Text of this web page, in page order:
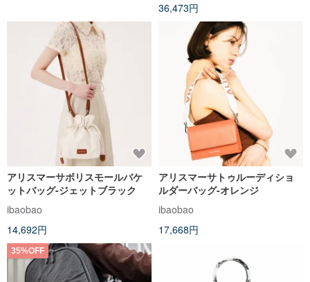
36,473円
アリスマーサボリスモールバケ
ットバッグ-ジェットブラック
ibaobao
14,692円
アリスマーサトゥルーディショ
ルダーバッグ-オレンジ
ibaobao
17,668円
35%OFF